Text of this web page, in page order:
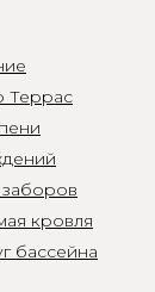
Террас
кровля
бассейна